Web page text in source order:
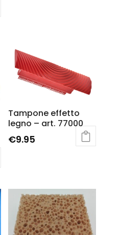
Tampone effetto
legno – art. 77000
€9.95